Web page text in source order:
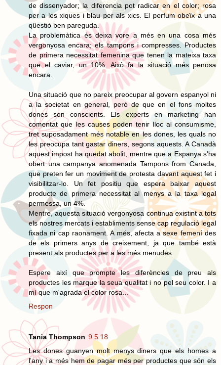
de dissenyador; la diferencia pot radicar en el color; rosa
per a les xiques i blau per als xics. El perfum obeïx a una
qüestió ben pareguda.
La problemàtica és deixa vore a més en una cosa més
vergonyosa encara; els tampons i compresses. Productes
de primera necessitat femenina que tenen la mateixa taxa
que el caviar, un 10%. Això fa la situació més penosa
encara.
Una situació que no pareix preocupar al govern espanyol ni
a la societat en general, però de que en el fons moltes
dones son conscients. Els experts en marketing han
comentat que les causes poden tenir lloc al consumisme,
tret suposadament més notable en les dones, les quals no
les preocupa tant gastar diners, segons aquests. A Canadà
aquest impost ha quedat abolit, mentre que a Espanya s'ha
obert una campanya anomenada Tampons from Canada,
que preten fer un moviment de protesta davant aquest fet i
visibilitzar-lo. Un fet positiu que espera baixar aquest
producte de primera necessitat al menys a la taxa legal
permessa, un 4%.
Mentre, aquesta situació vergonyosa continua existint a tots
els nostres mercats i establiments sense cap regulació legal
fixada ni cap raonament. A més, afecta a sexe femení des
de els primers anys de creixement, ja que també està
present als productes per a les més menudes.
Espere així que prompte les diferències de preu als
productes les marque la seua qualitat i no pel seu color. I a
mí que m'agrada el color rosa...
Respon
Tania Thompson 9.5.18
Les dones guanyen molt menys diners que els homes a
l'any i a més hem de pagar més per productes que són els